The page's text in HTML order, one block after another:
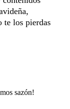
te los pierdas
sazón!